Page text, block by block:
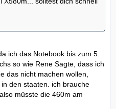
ich das Notebook bis zum 5.
so wie Rene Sagte, dass ich
das nicht machen wollen,
den staaten. ich brauche
müsste die 460m am